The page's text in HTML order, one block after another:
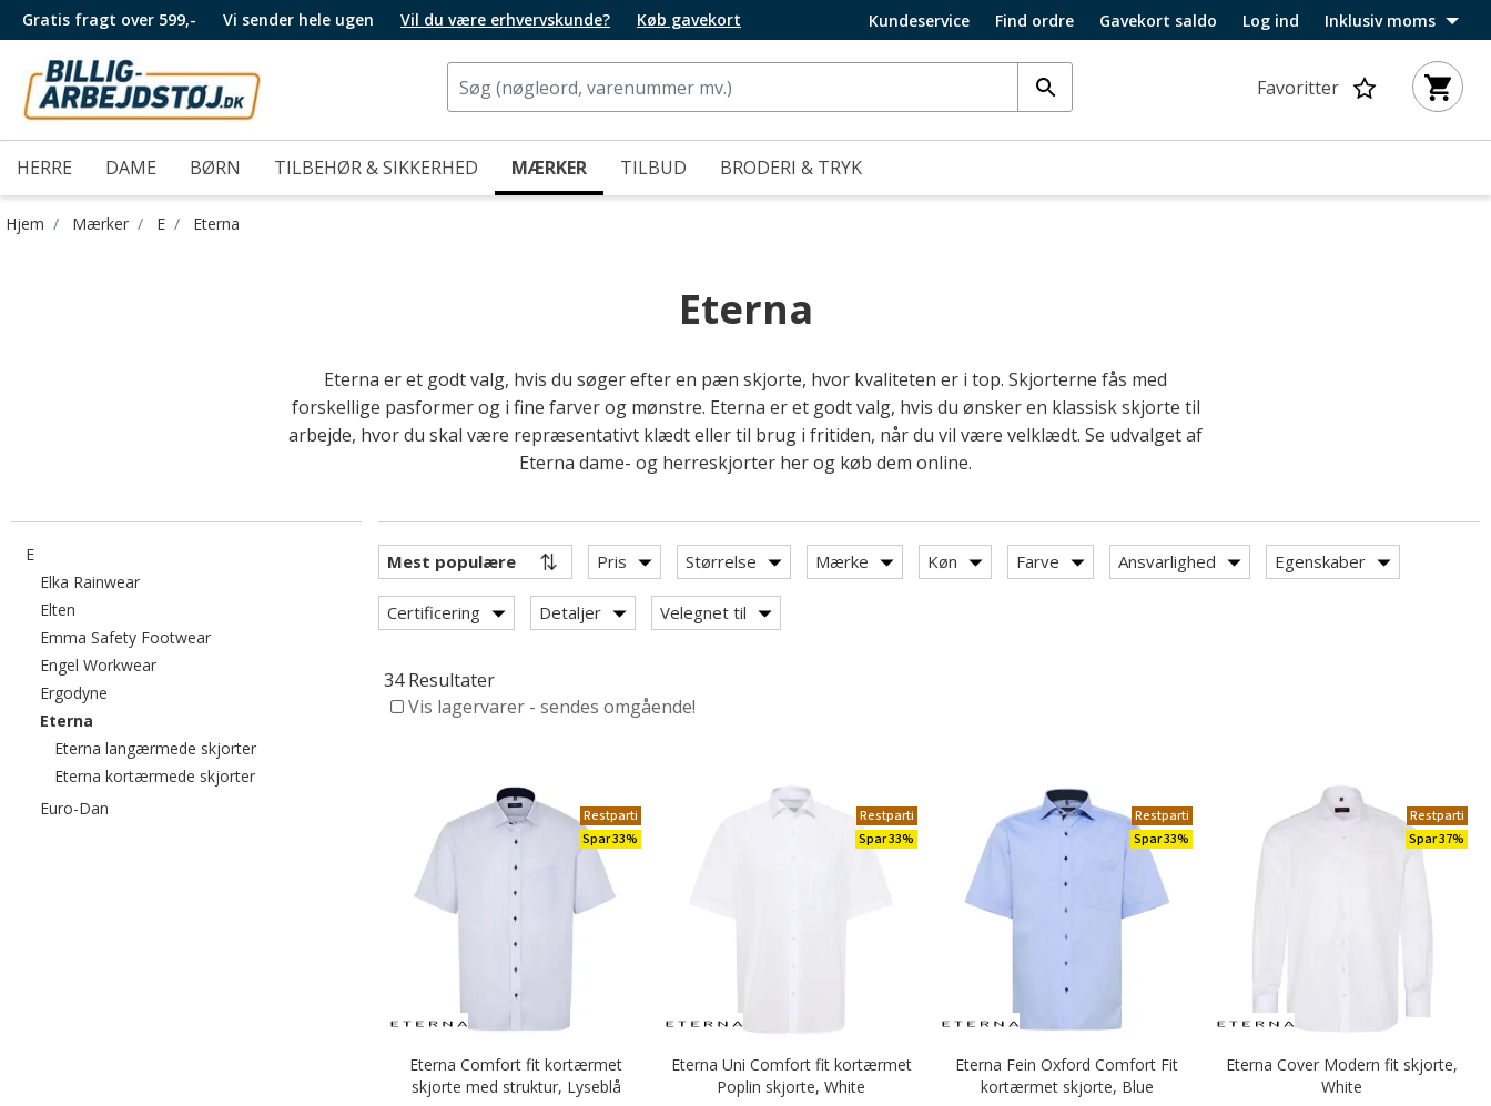
Gratis fragt over 599,- Vi sender hele ugen Vil du være erhvervskunde? Køb gavekort Kundeservice Find ordre Gavekort saldo Log ind Inklusiv moms
Favoritter
HERRE DAME BØRN TILBEHØR & SIKKERHED MÆRKER TILBUD BRODERI & TRYK
Hjem Mærker E Eterna
Eterna
Eterna er et godt valg, hvis du søger efter en pæn skjorte, hvor kvaliteten er i top. Skjorterne fås med
forskellige pasformer og i fine farver og mønstre. Eterna er et godt valg, hvis du ønsker en klassisk skjorte til
arbejde, hvor du skal være repræsentativt klædt eller til brug i fritiden, når du vil være velklædt. Se udvalget af
Eterna dame- og herreskjorter her og køb dem online.
EFiltrér efter category: E
Elka RainwearFiltrér efter category: Elka Rainwear
Elten
Emma Safety FootwearFiltrér efter category: Emma Safety Footwear
Engel WorkwearFiltrér efter category: Engel Workwear
Ergodyne
Eterna valgte I øjeblikket sorteret efter category: Eterna
Eterna langærmede skjorterFiltrér efter category: Eterna langærmede skjorter
Eterna kortærmede skjorterFiltrér efter category: Eterna kortærmede skjorter
Euro-Dan
Pris Størrelse Mærke Køn Farve Ansvarlighed Egenskaber
Certificering Detaljer Velegnet til
34 Resultater
Vis lagervarer - sendes omgående!
Restparti
Spar 33%
Eterna Comfort fit kortærmet
skjorte med struktur, Lyseblå
Restparti
Spar 33%
Eterna Uni Comfort fit kortærmet
Poplin skjorte, White
Restparti
Spar 33%
Eterna Fein Oxford Comfort Fit
kortærmet skjorte, Blue
Restparti
Spar 37%
Eterna Cover Modern fit skjorte,
White